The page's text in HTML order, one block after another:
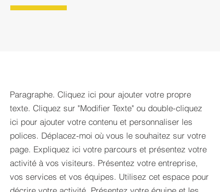
Paragraphe. Cliquez ici pour ajouter votre propre
texte. Cliquez sur "Modifier Texte" ou double-cliquez
ici pour ajouter votre contenu et personnaliser les
polices. Déplacez-moi où vous le souhaitez sur votre
page. Expliquez ici votre parcours et présentez votre
activité à vos visiteurs. Présentez votre entreprise,
vos services et vos équipes. Utilisez cet espace pour